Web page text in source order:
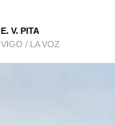
E. V. PITA
VIGO / LA VOZ